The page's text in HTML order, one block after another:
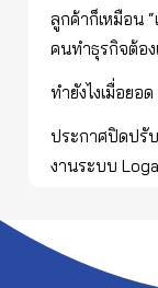
ลูกค้าก็เหมือน
คนทำธุรกิจต้อง
ทำยังไงเมื่อยอ
ประกาศปิดปรั
งานระบบ Loga